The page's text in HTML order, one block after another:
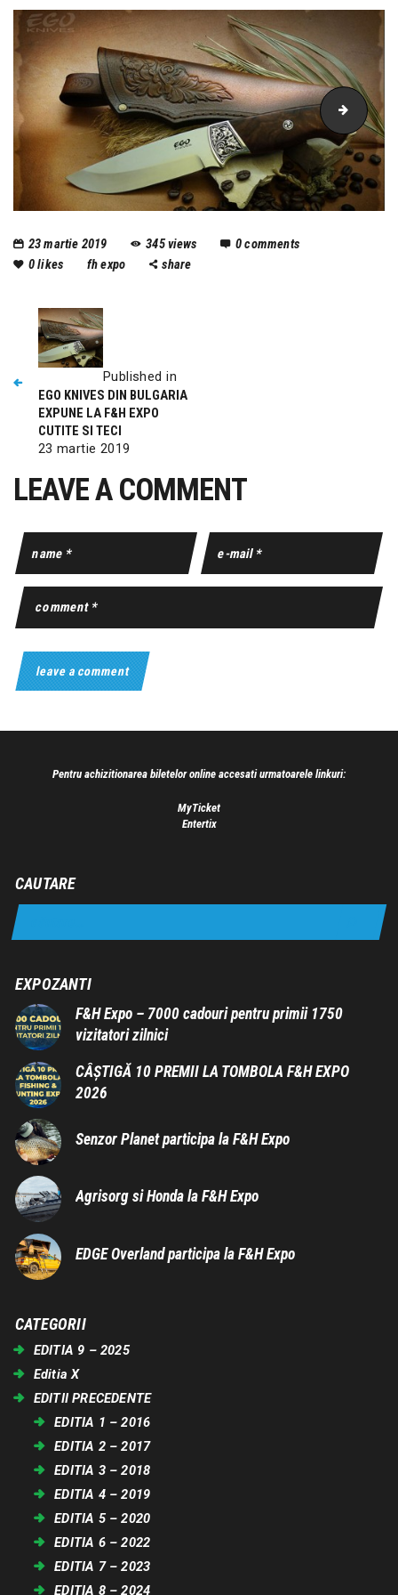
Mod_-
23 martie 2019 345views 0comments
0likes fh expo share
Published in
EGO KNIVES DIN BULGARIA
EXPUNE LA F&H EXPO
CUTITE SI TECI
23 martie 2019
LEAVE A COMMENT
Pentru achizitionarea biletelor online accesati urmatoarele linkuri:
MyTicket
Entertix
CAUTARE
EXPOZANTI
F&H Expo – 7000 cadouri pentru primii 1750
vizitatori zilnici
CÂȘTIGĂ 10 PREMII LA TOMBOLA F&H EXPO
2026
Senzor Planet participa la F&H Expo
Agrisorg si Honda la F&H Expo
EDGE Overland participa la F&H Expo
CATEGORII
EDITIA 9 – 2025
Editia X
EDITII PRECEDENTE
EDITIA 1 – 2016
EDITIA 2 – 2017
EDITIA 3 – 2018
EDITIA 4 – 2019
EDITIA 5 – 2020
EDITIA 6 – 2022
EDITIA 7 – 2023
EDITIA 8 – 2024